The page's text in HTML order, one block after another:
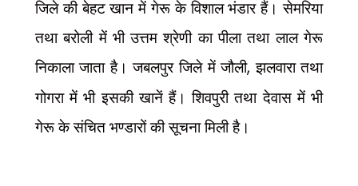
जिले की बेहट खान में गेरू के विशाल भंडार हैं। सेमरिया
तथा बरोली में भी उत्तम श्रेणी का पीला तथा लाल गेरू
निकाला जाता है। जबलपुर जिले में जौली,झलवारा तथा
गोगरा में भी इसकी खानें हैं। शिवपुरी तथा देवास में भी
गेरू के संचित भण्डारों की सूचना मिली है।